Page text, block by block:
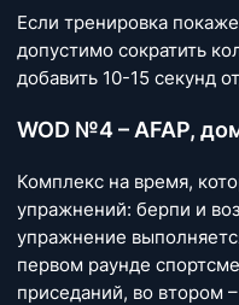
Если тренировка
допустимо сократить
добавить 10-15 секунд
WOD №4 – AFAP,
Комплекс на время,
упражнений: берпи и
упражнение
первом раунде
приседаний, во втором